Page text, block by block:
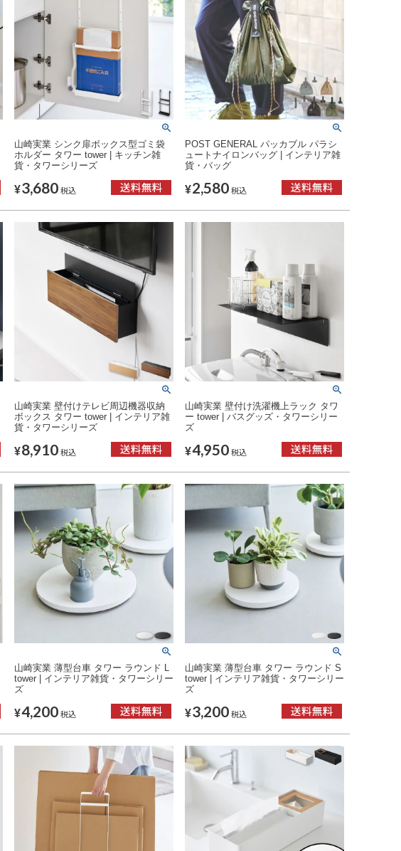
山崎実業 シンク扉ボックス型ゴミ袋
ホルダー タワー tower | キッチン雑
貨・タワーシリーズ
¥3,680税込
POST GENERAL パッカブル パラシ
ュートナイロンバッグ | インテリア雑
貨・バッグ
¥2,580税込
山崎実業 壁付けテレビ周辺機器収納
ボックス タワー tower | インテリア雑
貨・タワーシリーズ
¥8,910税込
山崎実業 壁付け洗濯機上ラック タワ
ー tower | バスグッズ・タワーシリー
ズ
¥4,950税込
山崎実業 薄型台車 タワー ラウンド L
tower | インテリア雑貨・タワーシリー
ズ
¥4,200税込
山崎実業 薄型台車 タワー ラウンド S
tower | インテリア雑貨・タワーシリー
ズ
¥3,200税込